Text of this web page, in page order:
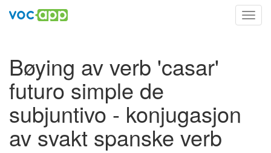
Bøying av verb 'casar'
futuro simple de
subjuntivo - konjugasjon
av svakt spanske verb